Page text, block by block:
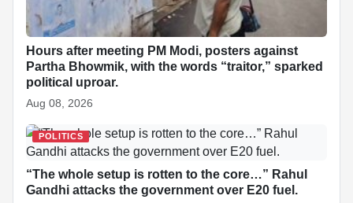
Hours after meeting PM Modi, posters against
Partha Bhowmik, with the words “traitor,” sparked
political uproar.
Aug 08, 2026
POLITICS
“The whole setup is rotten to the core…” Rahul
Gandhi attacks the government over E20 fuel.